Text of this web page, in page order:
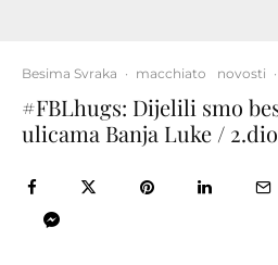
Besima Svraka · macchiato novosti ·
#FBLhugs: Dijelili smo
ulicama Banja Luke / 2.dio